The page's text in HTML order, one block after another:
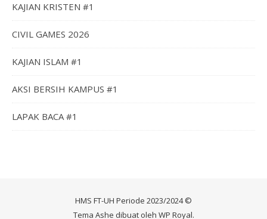
KAJIAN KRISTEN #1
CIVIL GAMES 2026
KAJIAN ISLAM #1
AKSI BERSIH KAMPUS #1
LAPAK BACA #1
HMS FT-UH Periode 2023/2024 ©
Tema Ashe dibuat oleh WP Royal.